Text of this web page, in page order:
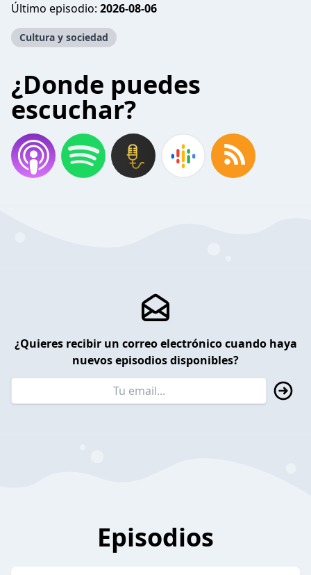
Último episodio: 2026-08-06
Cultura y sociedad
¿Donde puedes
escuchar?
¿Quieres recibir un correo electrónico cuando haya
nuevos episodios disponibles?
Episodios